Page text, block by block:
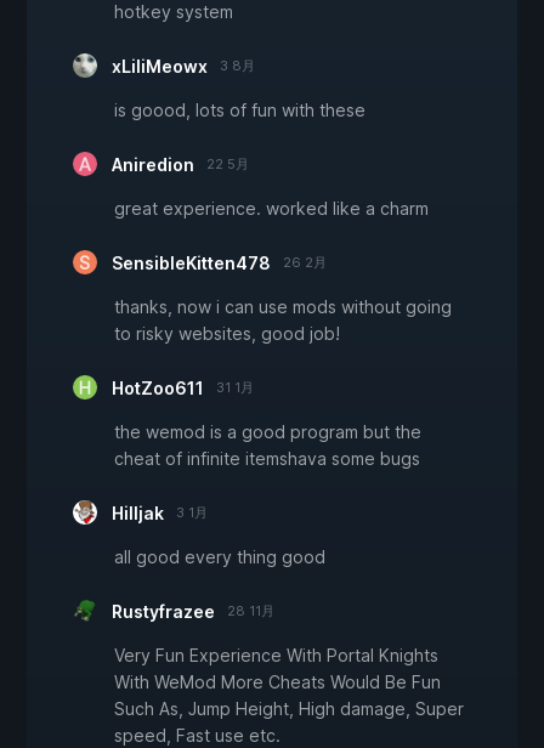
hotkey system
xLiliMeowx 3 8月
is goood, lots of fun with these
Aniredion 22 5月
great experience. worked like a charm
SensibleKitten478 26 2月
thanks, now i can use mods without going
to risky websites, good job!
HotZoo611 31 1月
the wemod is a good program but the
cheat of infinite itemshava some bugs
Hilljak 3 1月
all good every thing good
Rustyfrazee 28 11月
Very Fun Experience With Portal Knights
With WeMod More Cheats Would Be Fun
Such As, Jump Height, High damage, Super
speed, Fast use etc.